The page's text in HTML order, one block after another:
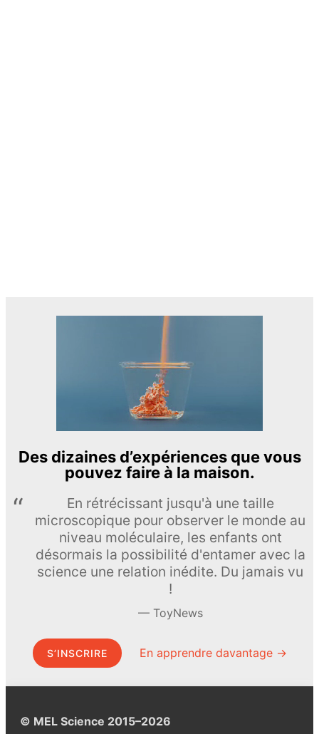
Des dizaines d’expériences que vous
pouvez faire à la maison.
En rétrécissant jusqu'à une taille
microscopique pour observer le monde au
niveau moléculaire, les enfants ont
désormais la possibilité d'entamer avec la
science une relation inédite. Du jamais vu
!
ToyNews
S’INSCRIRE En apprendre davantage →
© MEL Science 2015–2026